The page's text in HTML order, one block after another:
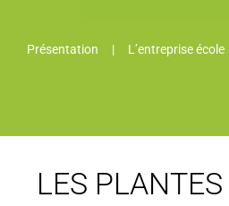
Présentation L’entreprise école
LES